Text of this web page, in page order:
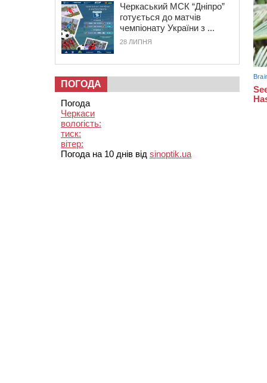
Черкаський МСК “Дніпро”
готується до матчів
чемпіонату України з ...
28 ЛИПНЯ
ПОГОДА
Погода
Черкаси
вологість:
тиск:
вітер:
Погода на 10 днів від sinoptik.ua